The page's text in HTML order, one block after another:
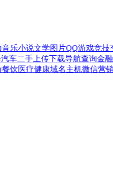
音乐小说文学图片QQ游戏竞技
汽车二手 上传下载导航查询金
餐饮医疗健康域名主机微信营销